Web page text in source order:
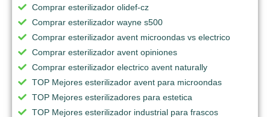
Comprar esterilizador olidef-cz
Comprar esterilizador wayne s500
Comprar esterilizador avent microondas vs electrico
Comprar esterilizador avent opiniones
Comprar esterilizador electrico avent naturally
TOP Mejores esterilizador avent para microondas
TOP Mejores esterilizadores para estetica
TOP Mejores esterilizador industrial para frascos